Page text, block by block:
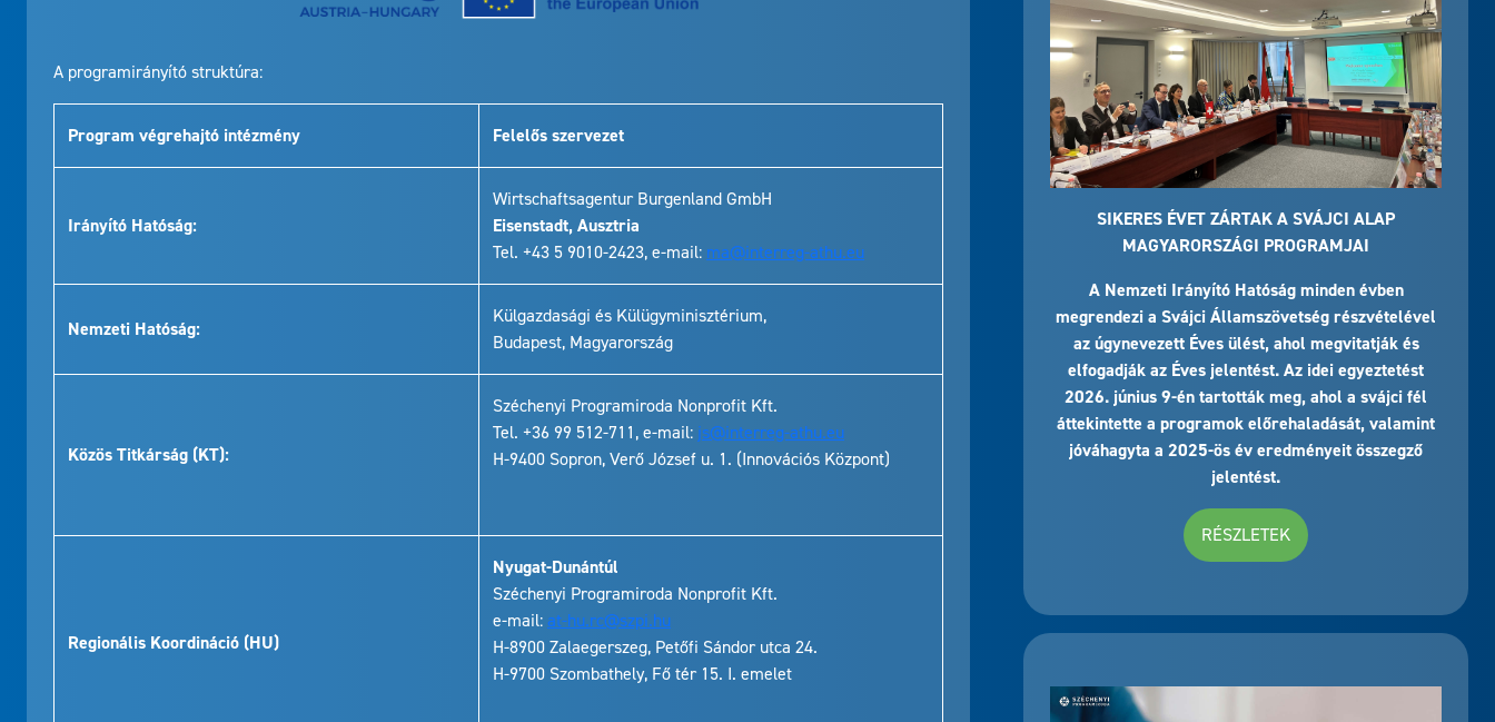
A programirányító struktúra:
Program végrehajtó intézmény Felelős szervezet
Irányító Hatóság:
Wirtschaftsagentur Burgenland GmbH
Eisenstadt, Ausztria
Tel. +43 5 9010-2423, e-mail: ma@interreg-athu.eu
Nemzeti Hatóság:
Külgazdasági és Külügyminisztérium,
Budapest, Magyarország
Közös Titkárság (KT):
Széchenyi Programiroda Nonprofit Kft.
Tel. +36 99 512-711, e-mail: js@interreg-athu.eu
H-9400 Sopron, Verő József u. 1. (Innovációs Központ)
Regionális Koordináció (HU)
Nyugat-Dunántúl
Széchenyi Programiroda Nonprofit Kft.
e-mail:at-hu.rc@szpi.hu
H-8900 Zalaegerszeg, Petőfi Sándor utca 24.
H-9700 Szombathely, Fő tér 15. I. emelet
SIKERES ÉVET ZÁRTAK A SVÁJCI ALAP
MAGYARORSZÁGI PROGRAMJAI
A Nemzeti Irányító Hatóság minden évben
megrendezi a Svájci Államszövetség részvételével
az úgynevezett Éves ülést, ahol megvitatják és
elfogadják az Éves jelentést. Az idei egyeztetést
2026. június 9-én tartották meg, ahol a svájci fél
áttekintette a programok előrehaladását, valamint
jóváhagyta a 2025-ös év eredményeit összegző
jelentést.
RÉSZLETEK